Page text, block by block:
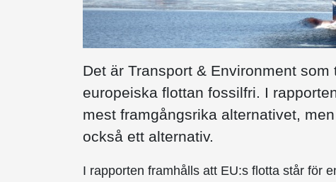
Det är Transport & Environment
europeiska flottan fossilfri. I
mest framgångsrika alternativet,
också ett alternativ.
I rapporten framhålls att EU:s flotta står för